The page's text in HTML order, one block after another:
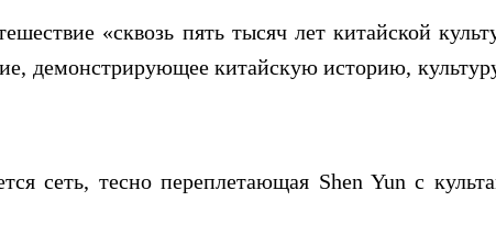
«сквозь пять тысяч лет китайской
демонстрирующее китайскую историю,
сеть, тесно переплетающая Shen Yun с